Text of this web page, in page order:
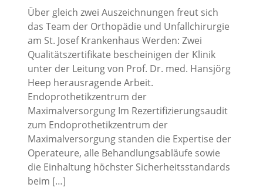
Über gleich zwei Auszeichnungen freut sich
das Team der Orthopädie und Unfallchirurgie
am St. Josef Krankenhaus Werden: Zwei
Qualitätszertifikate bescheinigen der Klinik
unter der Leitung von Prof. Dr. med. Hansjörg
Heep herausragende Arbeit.
Endoprothetikzentrum der
Maximalversorgung Im Rezertifizierungsaudit
zum Endoprothetikzentrum der
Maximalversorgung standen die Expertise der
Operateure, alle Behandlungsabläufe sowie
die Einhaltung höchster Sicherheitsstandards
beim […]